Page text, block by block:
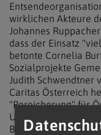
wirklichen Akteure
Johannes
dass der Einsatz
betonte Cornelia
Sozialprojekte
Judith Schwendtner
Caritas Österreich
"Bereicherung" für
Unbezahlbares in
Botschafter für ein